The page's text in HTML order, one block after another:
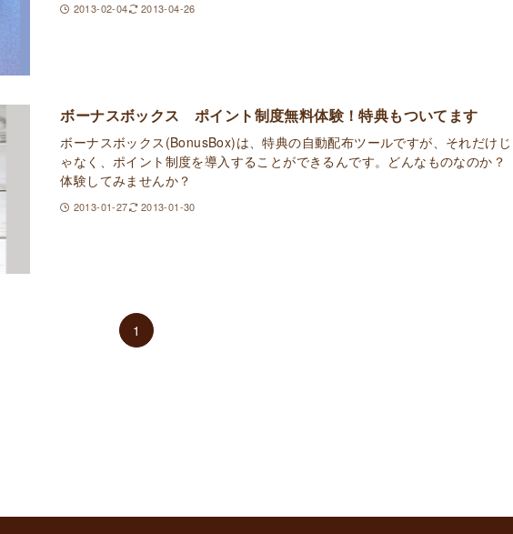
2013-02-04 2013-04-26
ボーナスボックス ポイント制度無料体験！特典もついてます
ボーナスボックス(BonusBox)は、特典の自動配布ツールですが、それだけじ
ゃなく、ポイント制度を導入することができるんです。どんなものなのか？
体験してみませんか？
2013-01-27 2013-01-30
1